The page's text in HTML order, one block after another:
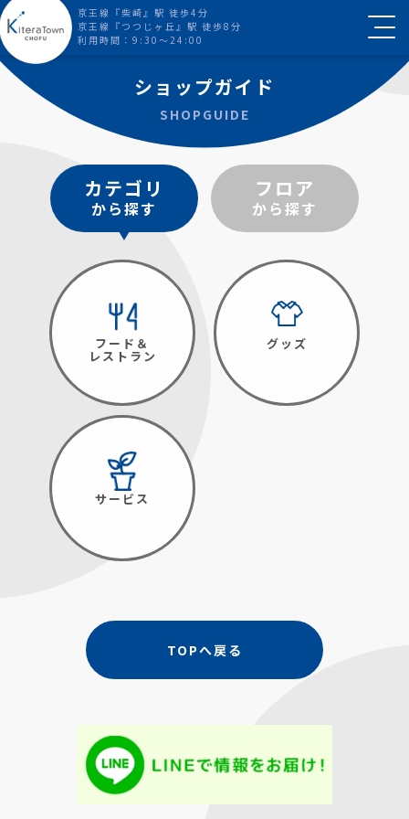
京王線『柴崎』駅 徒歩4分
京王線『つつじヶ丘』駅 徒歩8分
利用時間：9:30～24:00
ショップガイド
SHOPGUIDE
カテゴリ
から探す
フロア
から探す
フード＆
レストラン
グッズ
サービス
TOPへ戻る